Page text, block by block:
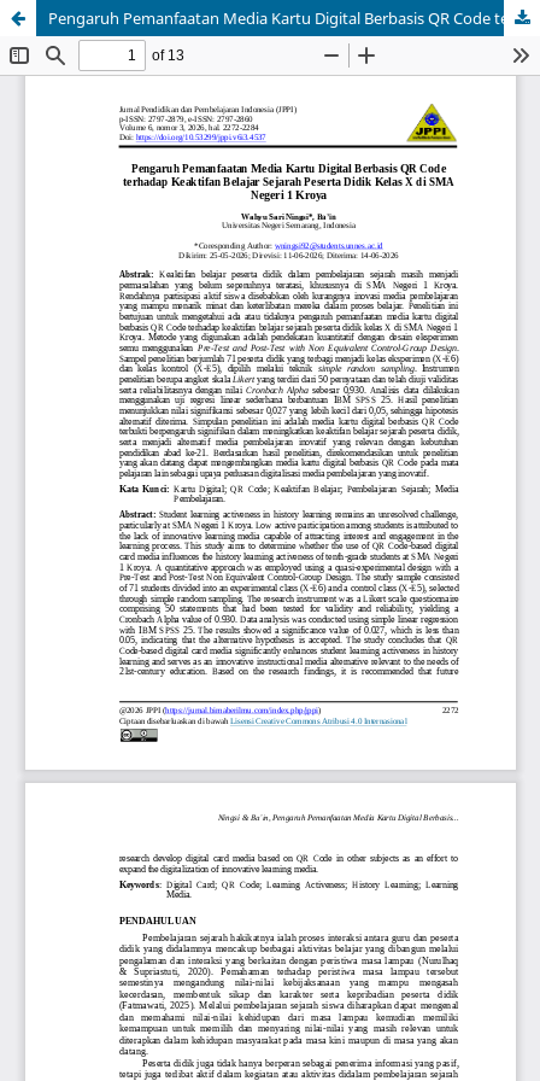
Pengaruh Pemanfaatan Media Kartu Digital Berbasis QR Code terhadap Keaktifan Belajar Sejarah Peserta Didik Kelas X di SMA Negeri 1 Kroya